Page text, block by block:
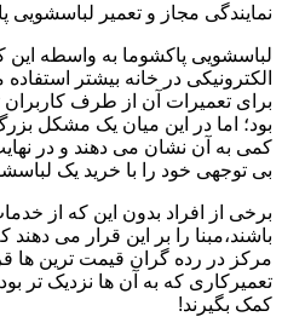
نمایندگی مجاز و تعمیر لباسشویی
لباسشویی پاکشوما به واسطه
الکترونیکی در خانه بیشتر
برای تعمیرات آن از طرف
بود؛ اما در این میان یک مشکل
کمی به آن نشان می دهند و در
بی توجهی خود را با خرید یک
برخی از افراد بدون این که از
باشند،مبنا را بر این قرار می
مرکز در رده گران قیمت ترین ها
تعمیرکاری که به آن ها نزدیک تر
کمک بگیرند!